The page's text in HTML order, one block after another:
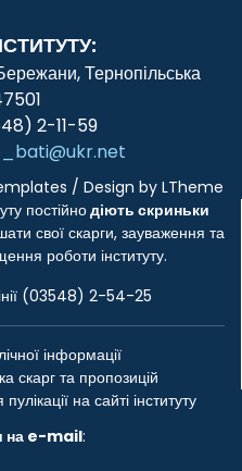
Тернопільська
2-11-59
/ Design by LTheme
постійнодіють скриньки
свої скарги, зауваження та
роботи інституту.
(03548) 2-54-25
інформації
скарг та пропозицій
на сайті інституту
на e-mail: